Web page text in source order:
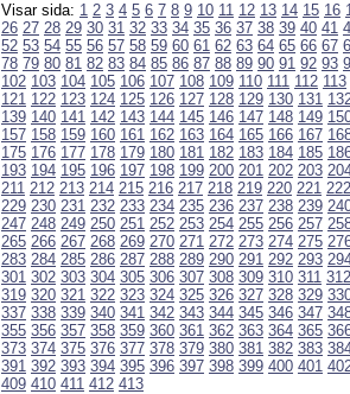
Visar sida: 1 2 3 4 5 6 7 8 9 10 11 12 13 14 15 16
26 27 28 29 30 31 32 33 34 35 36 37 38 39 40 41
52 53 54 55 56 57 58 59 60 61 62 63 64 65 66 67
78 79 80 81 82 83 84 85 86 87 88 89 90 91 92 93
102 103 104 105 106 107 108 109 110 111 112 113
121 122 123 124 125 126 127 128 129 130 131
139 140 141 142 143 144 145 146 147 148 149
157 158 159 160 161 162 163 164 165 166 167
175 176 177 178 179 180 181 182 183 184 185
193 194 195 196 197 198 199 200 201 202 203
211 212 213 214 215 216 217 218 219 220 221 222
229 230 231 232 233 234 235 236 237 238 239
247 248 249 250 251 252 253 254 255 256 257
265 266 267 268 269 270 271 272 273 274 275
283 284 285 286 287 288 289 290 291 292 293
301 302 303 304 305 306 307 308 309 310 311 312
319 320 321 322 323 324 325 326 327 328 329
337 338 339 340 341 342 343 344 345 346 347
355 356 357 358 359 360 361 362 363 364 365
373 374 375 376 377 378 379 380 381 382 383
391 392 393 394 395 396 397 398 399 400 401
409 410 411 412 413